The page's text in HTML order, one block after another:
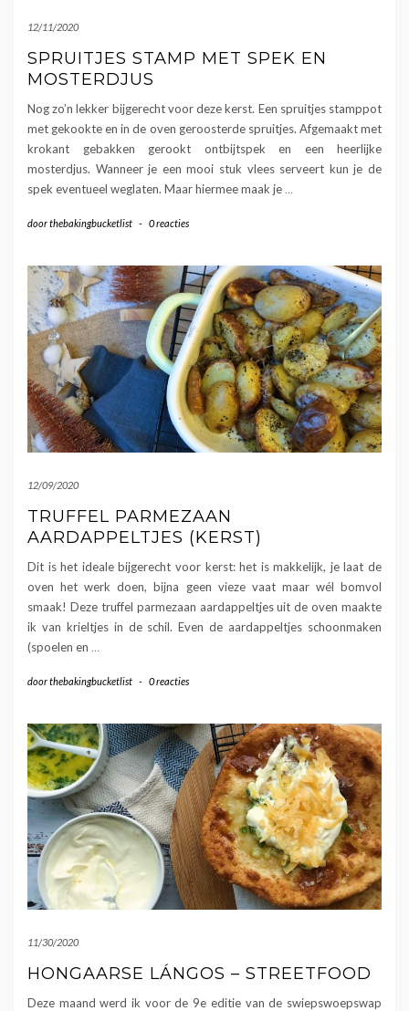
12/11/2020
SPRUITJES STAMP MET SPEK EN
MOSTERDJUS
Nog zo’n lekker bijgerecht voor deze kerst. Een spruitjes stamppot
met gekookte en in de oven geroosterde spruitjes. Afgemaakt met
krokant gebakken gerookt ontbijtspek en een heerlijke
mosterdjus. Wanneer je een mooi stuk vlees serveert kun je de
spek eventueel weglaten. Maar hiermee maak je…
doorthebakingbucketlist - 0 reacties
12/09/2020
TRUFFEL PARMEZAAN
AARDAPPELTJES (KERST)
Dit is het ideale bijgerecht voor kerst: het is makkelijk, je laat de
oven het werk doen, bijna geen vieze vaat maar wél bomvol
smaak! Deze truffel parmezaan aardappeltjes uit de oven maakte
ik van krieltjes in de schil. Even de aardappeltjes schoonmaken
(spoelen en …
doorthebakingbucketlist - 0 reacties
11/30/2020
HONGAARSE LÁNGOS – STREETFOOD
Deze maand werd ik voor de 9e editie van de swiepswoepswap